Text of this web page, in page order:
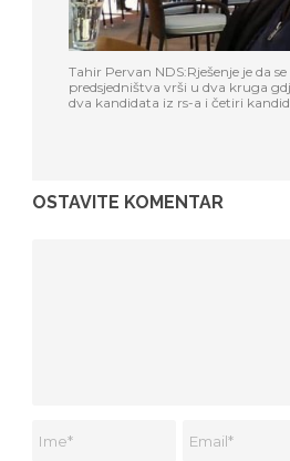
Tahir Pervan NDS:Rješenje je da
predsjedništva vrši u dva kruga
dva kandidata iz rs-a i četiri
OSTAVITE KOMENTAR